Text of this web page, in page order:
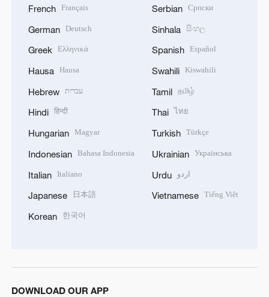
French Français
German Deutsch
Greek Ελληνικά
Hausa Hausa
Hebrew עברית
Hindi हिन्दी
Hungarian Magyar
Indonesian Bahasa Indonesia
Italian Italiano
Japanese 日本語
Korean 한국어
Serbian Српски
Sinhala සිංහල
Spanish Español
Swahili Kiswahili
Tamil தமிழ்
Thai ไทย
Turkish Türkçe
Ukrainian Українська
Urdu اردو
Vietnamese Tiếng Việt
DOWNLOAD OUR APP